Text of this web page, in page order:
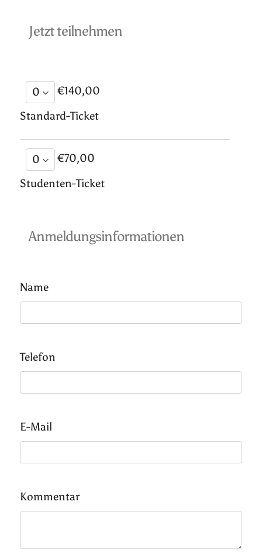
Jetzt teilnehmen
€140,00
Standard-Ticket
€70,00
Studenten-Ticket
Anmeldungsinformationen
Name
Telefon
E-Mail
Kommentar